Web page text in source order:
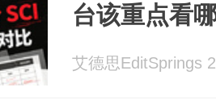
台该重点看
艾德思EditSprings